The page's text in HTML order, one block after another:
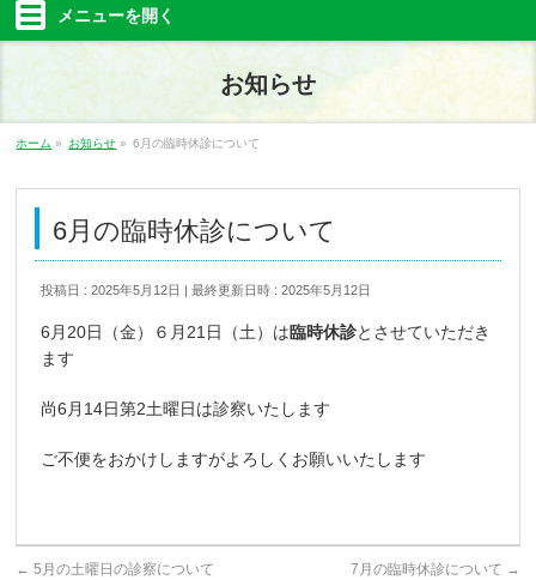
メニューを開く
お知らせ
ホーム » お知らせ » 6月の臨時休診について
6月の臨時休診について
投稿日 : 2025年5月12日 最終更新日時 : 2025年5月12日
6月20日（金）６月21日（土）は臨時休診とさせていただき
ます
尚6月14日第2土曜日は診察いたします
ご不便をおかけしますがよろしくお願いいたします
← 5月の土曜日の診察について 7月の臨時休診について →